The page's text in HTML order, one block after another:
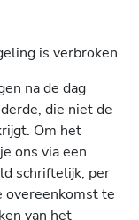
is verbroken
na de dag
die niet de
Om het
ons via een
schriftelijk, per
overeenkomst te
van het